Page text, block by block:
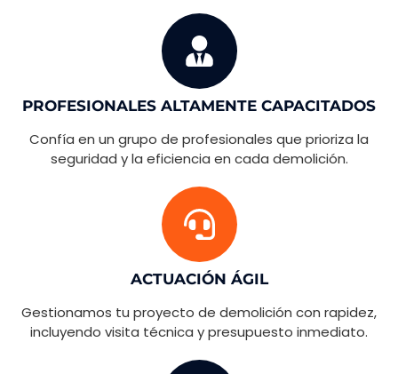
PROFESIONALES ALTAMENTE CAPACITADOS
Confía en un grupo de profesionales que prioriza la
seguridad y la eficiencia en cada demolición.
ACTUACIÓN ÁGIL
Gestionamos tu proyecto de demolición con rapidez,
incluyendo visita técnica y presupuesto inmediato.